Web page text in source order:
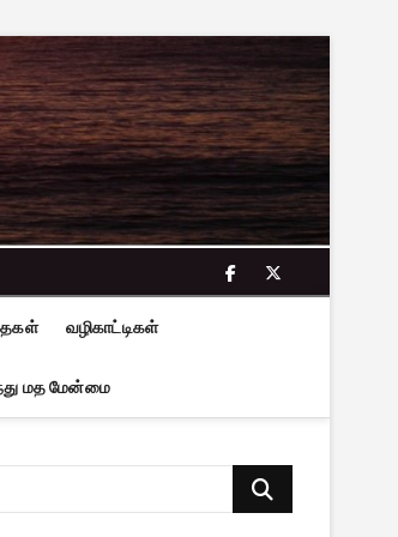
facebook
twitter
வழிகாட்டிகள்
மத மேன்மை
Search